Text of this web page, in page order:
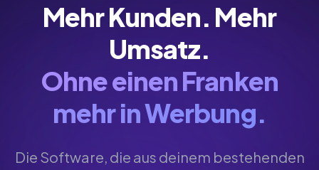
Mehr Kunden. Mehr
Umsatz.
Ohne einen Franken
mehr in Werbung.
Die Software, die aus deinem bestehenden